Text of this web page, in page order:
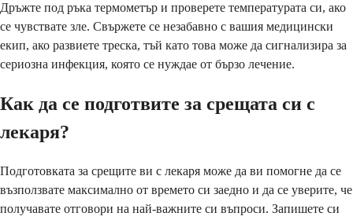
Дръжте под ръка термометър и проверете температурата си, ако
се чувствате зле. Свържете се незабавно с вашия медицински
екип, ако развиете треска, тъй като това може да сигнализира за
сериозна инфекция, която се нуждае от бързо лечение.
Как да се подготвите за срещата си с
лекаря?
Подготовката за срещите ви с лекаря може да ви помогне да се
възползвате максимално от времето си заедно и да се уверите, че
получавате отговори на най-важните си въпроси. Запишете си